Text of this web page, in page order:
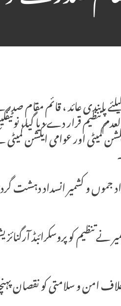
پابندی عائد ، قائم
تنظیم قرار دے دیا گیا،
کمیٹی اور عوامی ایکشن
نے تنظیم کو پروسکرائبڈ
امن و سلامتی کو نقصان